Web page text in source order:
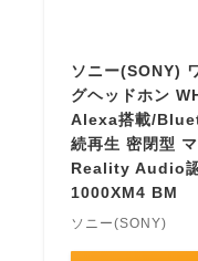
ソニー(SONY)
グヘッドホン
Alexa搭載/
続再生 密閉型
Reality Audio
1000XM4 BM
ソニー(SONY)